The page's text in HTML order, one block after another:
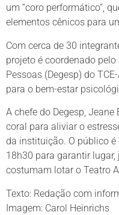
um “coro performático”,
elementos cênicos para
Com cerca de 30
projeto é coordenado
Pessoas (Degesp) do
para o bem-estar
A chefe do Degesp,
coral para aliviar o
da instituição. O público
18h30 para garantir
costumam lotar o Teatro
Texto: Redação com
Imagem: Carol Heinrichs